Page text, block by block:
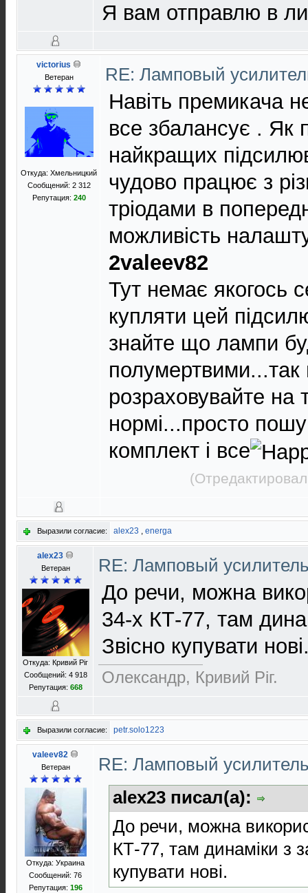
Я вам отправлю в
victorius
Ветеран
Откуда: Хмельницкий
Сообщений: 2 312
Репутация: 240
RE: Ламповый
Навіть премикача
все збалансує . Як
найкращих
чудово працює з
тріодами в
можливість
2valeev82
Тут немає якогось
купляти цей
знайте що лампи
розраховувайте на
нормі...просто
комплект і все
Выразили согласие: alex23 , energa
alex23
Ветеран
Откуда: Кривий Рiг
Сообщений: 4 918
Репутация: 668
RE: Ламповый
До речи, можна
34-х КТ-77, там
Звісно купувати
Олександр, Кривий Рiг.
Выразили согласие: petr.solo1223
valeev82
Ветеран
Откуда: Украина
Сообщений: 76
Репутация: 196
RE: Ламповый
alex23 писал(а):
До речи, можна
КТ-77, там динаміки з
купувати нові.